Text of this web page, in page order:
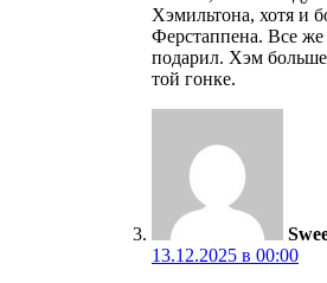
Хэмильтона, хотя и
Ферстаппена. Все
подарил. Хэм
той гонке.
13.12.2025 в 00:00